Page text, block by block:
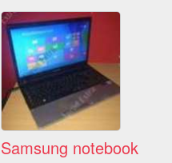
Samsung notebook